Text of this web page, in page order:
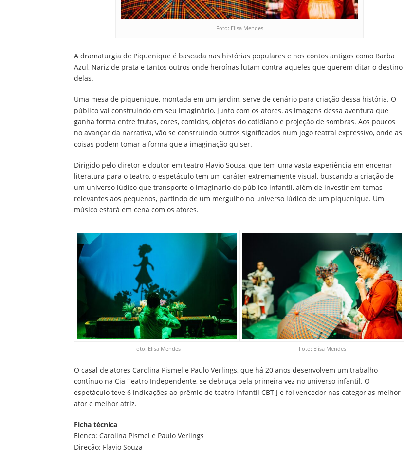
Foto: Elisa Mendes
A dramaturgia de Piquenique é baseada nas histórias populares e nos contos antigos como Barba
Azul, Nariz de prata e tantos outros onde heroínas lutam contra aqueles que querem ditar o destino
delas.
Uma mesa de piquenique, montada em um jardim, serve de cenário para criação dessa história. O
público vai construindo em seu imaginário, junto com os atores, as imagens dessa aventura que
ganha forma entre frutas, cores, comidas, objetos do cotidiano e projeção de sombras. Aos poucos
no avançar da narrativa, vão se construindo outros significados num jogo teatral expressivo, onde as
coisas podem tomar a forma que a imaginação quiser.
Dirigido pelo diretor e doutor em teatro Flavio Souza, que tem uma vasta experiência em encenar
literatura para o teatro, o espetáculo tem um caráter extremamente visual, buscando a criação de
um universo lúdico que transporte o imaginário do público infantil, além de investir em temas
relevantes aos pequenos, partindo de um mergulho no universo lúdico de um piquenique. Um
músico estará em cena com os atores.
Foto: Elisa Mendes Foto: Elisa Mendes
O casal de atores Carolina Pismel e Paulo Verlings, que há 20 anos desenvolvem um trabalho
contínuo na Cia Teatro Independente, se debruça pela primeira vez no universo infantil. O
espetáculo teve 6 indicações ao prêmio de teatro infantil CBTIJ e foi vencedor nas categorias melhor
ator e melhor atriz.
Ficha técnica
Elenco: Carolina Pismel e Paulo Verlings
Direção: Flavio Souza